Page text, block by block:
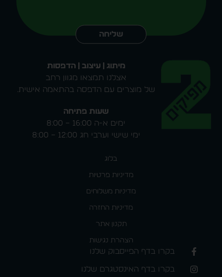
שליחה
מיתוג | עיצוב | הדפסות
אצלנו תמצאו מגוון רחב
של מוצרים עם הדפסה בהתאמה אישית.
שעות פתיחה
ימים א-ה 16:00 – 8:00
ימי שישי וערבי חג 12:00 – 8:00
בלוג
מדיניות פרטיות
מדיניות משלוחים
מדיניות החזרה
תקנון אתר
הצהרת נגישות
בקרו בדף הפייסבוק שלנו
בקרו בדף האינסטגרם שלנו